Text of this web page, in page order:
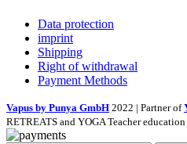
Data protection
imprint
Shipping
Right of withdrawal
Payment Methods
Vapus by Punya GmbH 2022 | Partner of
RETREATS and YOGA Teacher education